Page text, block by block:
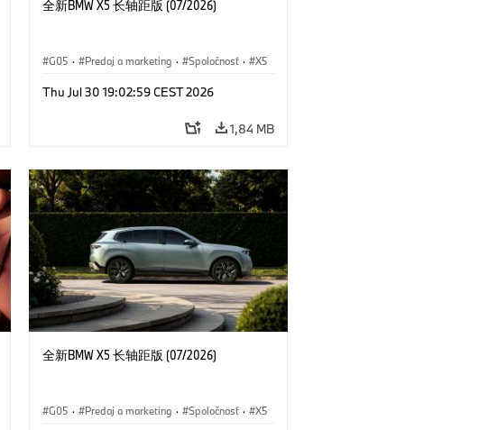
全新BMW X5 长轴距版 (07/2026)
G05 · Predaj a marketing · Spoločnosť · X5
Thu Jul 30 19:02:59 CEST 2026
1,84 MB
全新BMW X5 长轴距版 (07/2026)
G05 · Predaj a marketing · Spoločnosť · X5